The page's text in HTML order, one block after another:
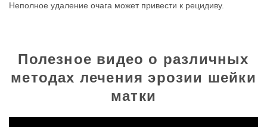
Неполное удаление очага может привести к рецидиву.
Полезное видео о различных
методах лечения эрозии шейки
матки